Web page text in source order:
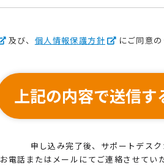
及び、 個人情報保護方針 にご同意
上記の内容で送信す
申し込み完了後、サポートデスク
お電話またはメールにてご連絡させてい